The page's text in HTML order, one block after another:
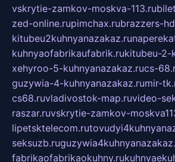
vskrytie-zamkov-moskva-113.ru
zed-online.rupimchax.rubrazzers-
kitubeu2kuhnyanazakaz.ru
kuhnyaofabrikaufabrik.rukitubeu-2-
xehyroo-5-kuhnyanazakaz.rucs-
guzywia-4-kuhnyanazakaz.rumir-
cs68.ruvladivostok-map.ruvideo-
raszar.ruvskrytie-zamkov-
lipetsktelecom.ru
seksuzb.ru
fabrikaofabrikaokuhny.ru